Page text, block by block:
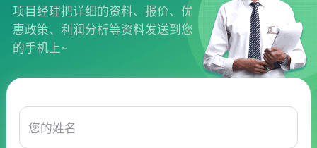
项目经理把详细的资料、报价、优
惠政策、利润分析等资料发送到您
的手机上~
您的姓名